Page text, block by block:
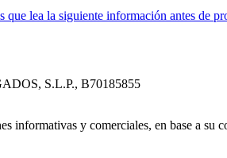
que lea la siguiente información antes de
S.L.P., B70185855
informativas y comerciales, en base a